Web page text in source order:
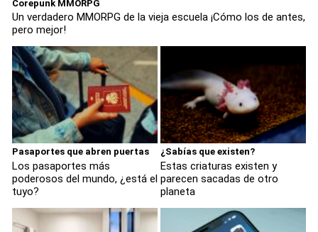
Corepunk MMORPG
Un verdadero MMORPG de la vieja escuela ¡Cómo los de antes,
pero mejor!
Pasaportes que abren puertas
Los pasaportes más
poderosos del mundo, ¿está el
tuyo?
¿Sabías que existen?
Estas criaturas existen y
parecen sacadas de otro
planeta